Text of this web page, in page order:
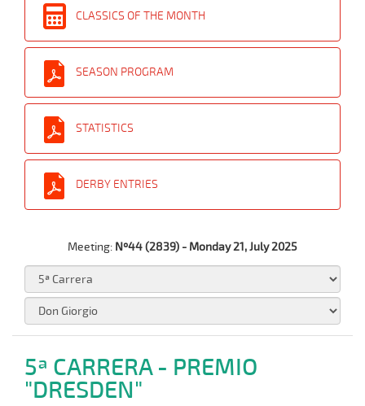
CLASSICS OF THE MONTH
SEASON PROGRAM
STATISTICS
DERBY ENTRIES
Meeting: Nº44 (2839) - Monday 21, July 2025
5ª CARRERA - PREMIO
"DRESDEN"